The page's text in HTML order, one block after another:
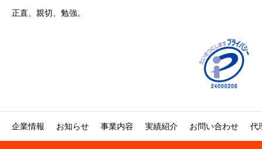
正直、親切、勉強。
企業情報 お知らせ 事業内容 実績紹介 お問い合わせ 代